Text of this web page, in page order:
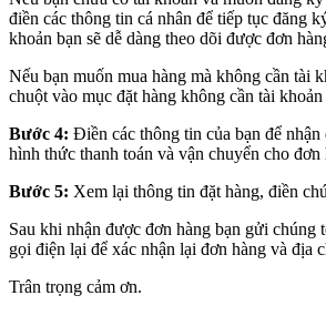
điền các thông tin cá nhân để tiếp tục đăng
khoản bạn sẽ dễ dàng theo dõi được đơn
Nếu bạn muốn mua hàng mà không cần tài
chuột vào mục đặt hàng không cần tài khoản
Bước 4: Điền các thông tin của bạn để
hình thức thanh toán và vận chuyển cho đơn
Bước 5: Xem lại thông tin đặt hàng, điền
Sau khi nhận được đơn hàng bạn gửi chúng
gọi điện lại để xác nhận lại đơn hàng và địa
Trân trọng cảm ơn.